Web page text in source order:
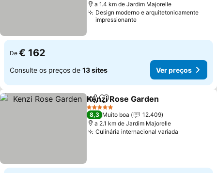
a 1.4 km de Jardim Majorelle
Design moderno e arquitetonicamente
impressionante
De € 162
Consulte os preços de 13 sites Ver preços
PartilharAdicionar aos favoritos
Kenzi Rose Garden
5 Estrelas
8,3 Muito boa
12.409
a 2.1 km de Jardim Majorelle
Culinária internacional variada